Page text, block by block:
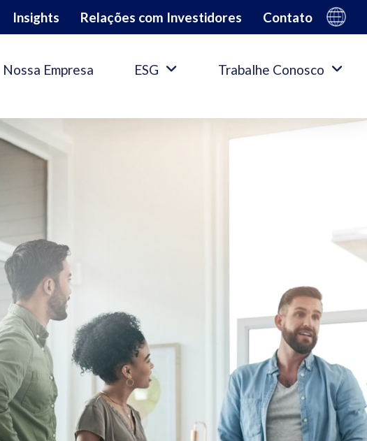
Insights Relações com Investidores Contato
Nossa Empresa ESG Trabalhe Conosco